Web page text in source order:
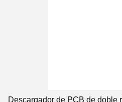
Descargador de PCB de doble